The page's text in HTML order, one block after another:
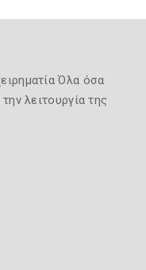
Όλα όσα
λειτουργία της